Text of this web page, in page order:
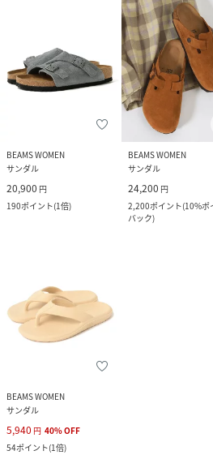
BEAMS WOMEN
サンダル
20,900 円
190ポイント(1倍)
BEAMS WOMEN
サンダル
24,200 円
2,200ポイント(10%ポ
バック)
BEAMS WOMEN
サンダル
5,940 円 40%OFF
54ポイント(1倍)